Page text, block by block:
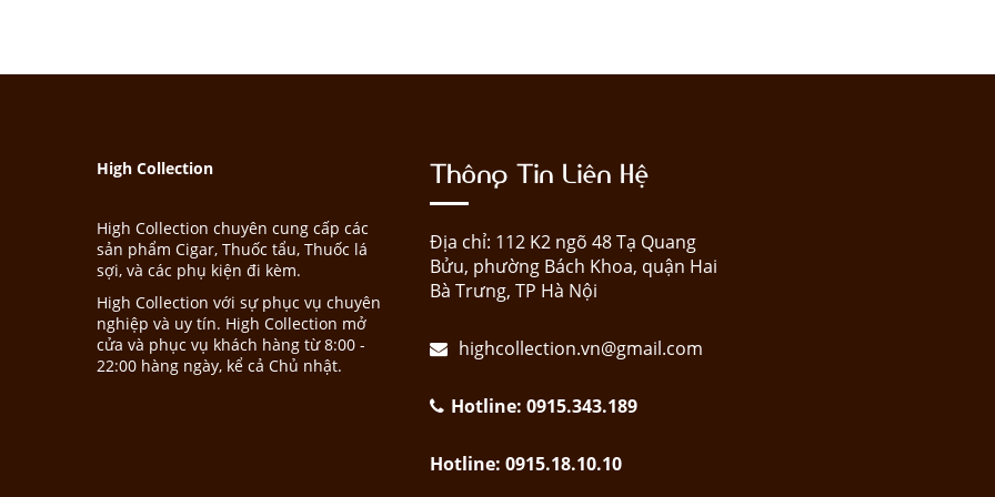
High Collection
High Collection chuyên cung cấp các
sản phẩm Cigar, Thuốc tẩu, Thuốc lá
sợi, và các phụ kiện đi kèm.
High Collection với sự phục vụ chuyên
nghiệp và uy tín. High Collection mở
cửa và phục vụ khách hàng từ 8:00 -
22:00 hàng ngày, kể cả Chủ nhật.
Thông Tin Liên Hệ
Địa chỉ: 112 K2 ngõ 48 Tạ Quang
Bửu, phường Bách Khoa, quận Hai
Bà Trưng, TP Hà Nội
highcollection.vn@gmail.com
Hotline: 0915.343.189
Hotline: 0915.18.10.10